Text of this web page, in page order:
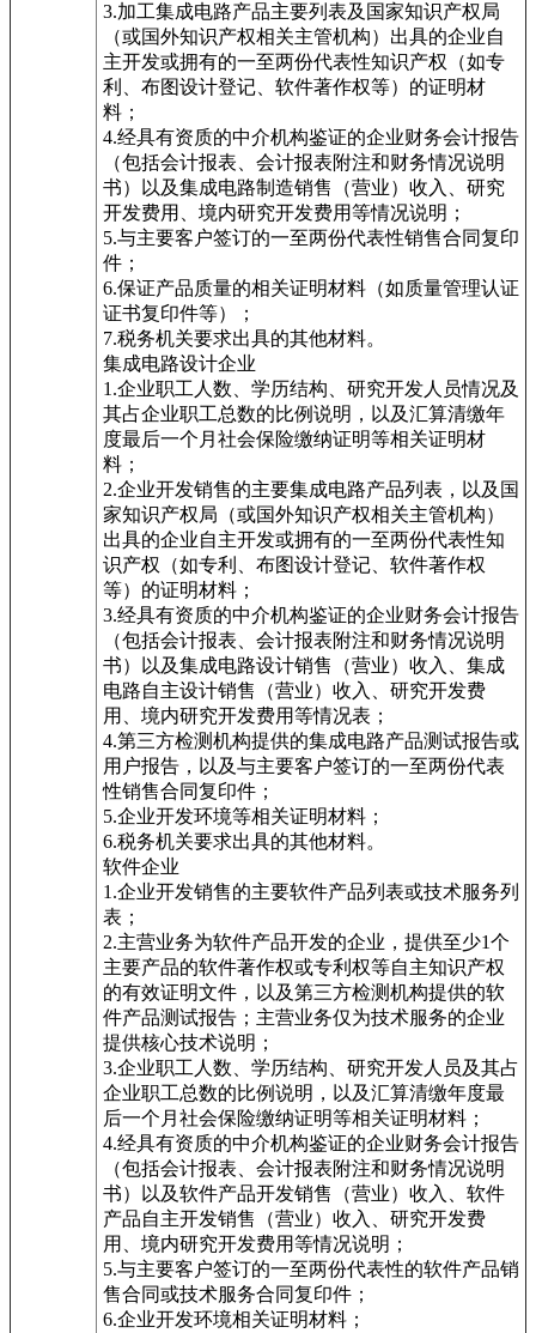
3.加工集成电路产品主要列表及国家知识产权局
（或国外知识产权相关主管机构）出具的企业自
主开发或拥有的一至两份代表性知识产权（如专
利、布图设计登记、软件著作权等）的证明材
料；
4.经具有资质的中介机构鉴证的企业财务会计报告
（包括会计报表、会计报表附注和财务情况说明
书）以及集成电路制造销售（营业）收入、研究
开发费用、境内研究开发费用等情况说明；
5.与主要客户签订的一至两份代表性销售合同复印
件；
6.保证产品质量的相关证明材料（如质量管理认证
证书复印件等）；
7.税务机关要求出具的其他材料。
集成电路设计企业
1.企业职工人数、学历结构、研究开发人员情况及
其占企业职工总数的比例说明，以及汇算清缴年
度最后一个月社会保险缴纳证明等相关证明材
料；
2.企业开发销售的主要集成电路产品列表，以及国
家知识产权局（或国外知识产权相关主管机构）
出具的企业自主开发或拥有的一至两份代表性知
识产权（如专利、布图设计登记、软件著作权
等）的证明材料；
3.经具有资质的中介机构鉴证的企业财务会计报告
（包括会计报表、会计报表附注和财务情况说明
书）以及集成电路设计销售（营业）收入、集成
电路自主设计销售（营业）收入、研究开发费
用、境内研究开发费用等情况表；
4.第三方检测机构提供的集成电路产品测试报告或
用户报告，以及与主要客户签订的一至两份代表
性销售合同复印件；
5.企业开发环境等相关证明材料；
6.税务机关要求出具的其他材料。
软件企业
1.企业开发销售的主要软件产品列表或技术服务列
表；
2.主营业务为软件产品开发的企业，提供至少1个
主要产品的软件著作权或专利权等自主知识产权
的有效证明文件，以及第三方检测机构提供的软
件产品测试报告；主营业务仅为技术服务的企业
提供核心技术说明；
3.企业职工人数、学历结构、研究开发人员及其占
企业职工总数的比例说明，以及汇算清缴年度最
后一个月社会保险缴纳证明等相关证明材料；
4.经具有资质的中介机构鉴证的企业财务会计报告
（包括会计报表、会计报表附注和财务情况说明
书）以及软件产品开发销售（营业）收入、软件
产品自主开发销售（营业）收入、研究开发费
用、境内研究开发费用等情况说明；
5.与主要客户签订的一至两份代表性的软件产品销
售合同或技术服务合同复印件；
6.企业开发环境相关证明材料；